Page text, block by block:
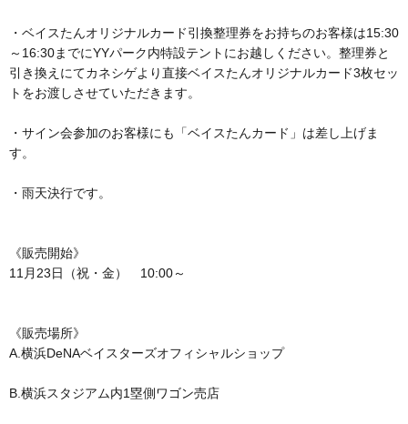
・ベイスたんオリジナルカード引換整理券をお持ちのお客様は15:30
～16:30までにYYパーク内特設テントにお越しください。整理券と
引き換えにてカネシゲより直接ベイスたんオリジナルカード3枚セッ
トをお渡しさせていただきます。
・サイン会参加のお客様にも「ベイスたんカード」は差し上げま
す。
・雨天決行です。
《販売開始》
11月23日（祝・金） 10:00～
《販売場所》
A.横浜DeNAベイスターズオフィシャルショップ
B.横浜スタジアム内1塁側ワゴン売店